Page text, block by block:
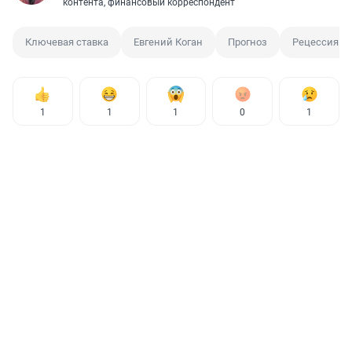
контента, финансовый корреспондент
Ключевая ставка Евгений Коган Прогноз Рецессия
1 1 1 0 1